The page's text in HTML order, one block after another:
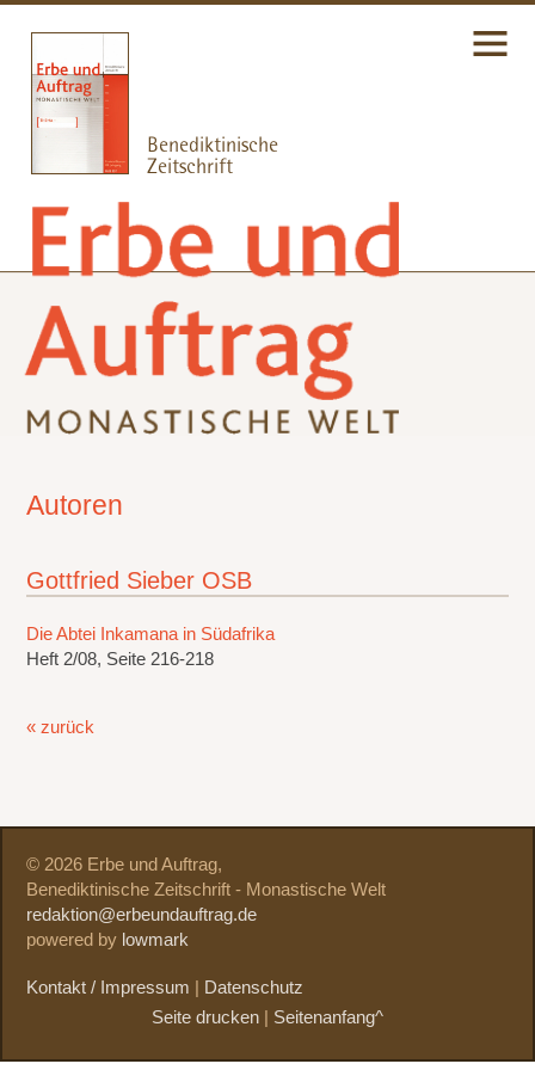
Autoren
Gottfried Sieber OSB
Die Abtei Inkamana in Südafrika
Heft 2/08, Seite 216-218
« zurück
© 2026 Erbe und Auftrag,
Benediktinische Zeitschrift - Monastische Welt
redaktion@erbeundauftrag.de
powered by lowmark
Kontakt / Impressum
Datenschutz
Seite drucken
Seitenanfang^